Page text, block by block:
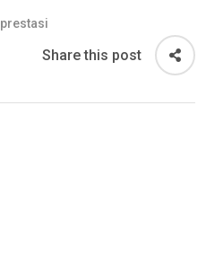
prestasi
Share this post